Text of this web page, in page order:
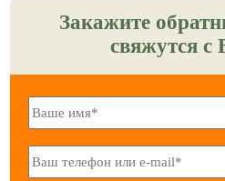
Закажите
свяжутся с